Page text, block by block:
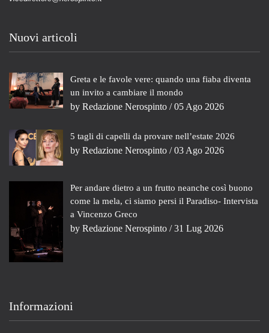
Nuovi articoli
Greta e le favole vere: quando una fiaba diventa
un invito a cambiare il mondo
by Redazione Nerospinto / 05 Ago 2026
5 tagli di capelli da provare nell’estate 2026
by Redazione Nerospinto / 03 Ago 2026
Per andare dietro a un frutto neanche così buono
come la mela, ci siamo persi il Paradiso- Intervista
a Vincenzo Greco
by Redazione Nerospinto / 31 Lug 2026
Informazioni